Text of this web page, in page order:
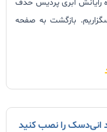
رایانش ابری پردیس حذف
بازگشت به صفحه